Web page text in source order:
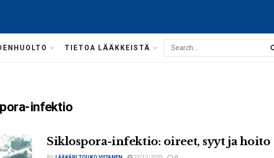
TIETOA LÄÄKKEISTÄ
infektio
Siklospora-infektio: oireet, syyt ja hoito